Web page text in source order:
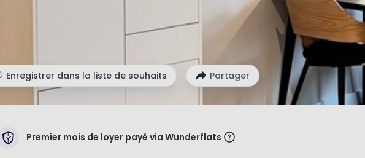
Enregistrer dans la liste de souhaits Partager
Premier mois de loyer payé via Wunderflats